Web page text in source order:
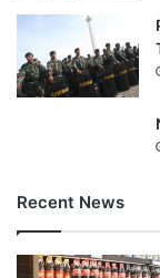
Recent News